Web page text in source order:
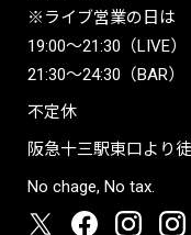
※ライブ営業の日は
19:00〜21:30（LIVE）
21:30〜24:30（BAR）
不定休
阪急十三駅東口より
No chage, No tax.